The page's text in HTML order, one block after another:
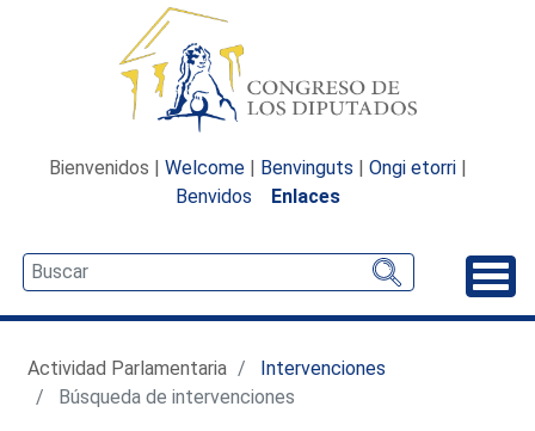
Bienvenidos | Welcome | Benvinguts | Ongi etorri |
Benvidos
Enlaces
Actividad Parlamentaria
Intervenciones
Búsqueda de intervenciones